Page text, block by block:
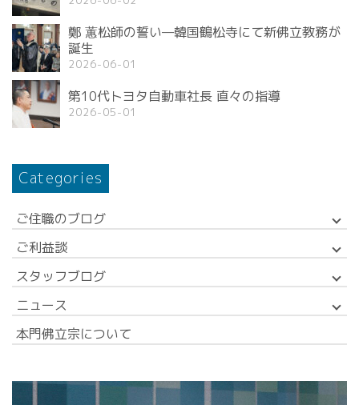
鄭 蕙松師の誓い—韓国鶴松寺にて新佛立教務が
誕生
2026-06-01
第10代トヨタ自動車社長 直々の指導
2026-05-01
Categories
ご住職のブログ
ご利益談
スタッフブログ
ニュース
本門佛立宗について